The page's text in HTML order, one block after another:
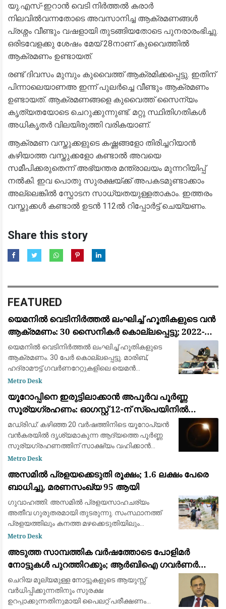
യു.എസ്-ഇറാൻ വെടി നിർത്തൽ കരാർ
നിലവിൽവന്നതോടെ അവസാനിച്ച ആക്രമണങ്ങൾ
പ്രശ്നം വീണ്ടും വഷളായി തുടങ്ങിയതോടെ പുനരാരംഭിച്ചു.
ഒരിടവേളക്കു ശേഷം മേയ് 28നാണ് കുവൈത്തിൽ
ആക്രമണം ഉണ്ടായത്.
രണ്ട് ദിവസം മുമ്പും കുവൈത്ത് ആക്രമിക്കപ്പെട്ടു. ഇതിന്
പിന്നാലെയാണഅ ഇന്ന് പുലർച്ചെ വീണ്ടും ആക്രമണം
ഉണ്ടായത്. ആക്രമണങ്ങളെ കുവൈത്ത് സൈന്യം
കൃത്യതയോടെ ചെറുക്കുന്നുണ്ട്. മറ്റു സ്ഥിതിഗതികൾ
അധികൃതർ വിലയിരുത്തി വരികയാണ്.
ആക്രമണ വസ്തുക്കളുടെ കഷ്ണങ്ങളോ തിരിച്ചറിയാൻ
കഴിയാത്ത വസ്തുക്കളോ കണ്ടാൽ അവയെ
സമീപിക്കരുതെന്ന് അഭ്യന്തര മന്ത്രാലയം മുന്നറിയിപ്പ്
നൽകി. ‎ഇവ പൊതു സുരക്ഷയ്ക്ക് അപകടമുണ്ടാക്കാം
‎അല്ലെങ്കിൽ സ്ഫോടന സാധ്യതയുള്ളതാകാം. ഇത്തരം
വസ്തുക്കൾ കണ്ടാൽ ‎ഉടൻ 112ൽ റിപ്പോർട്ട് ചെയ്യണം.
Share this story
FEATURED
യെമനിൽ വെടിനിർത്തൽ ലംഘിച്ച് ഹൂതികളുടെ വൻ
ആക്രമണം: 30 സൈനികർ കൊല്ലപ്പെട്ടു; 2022-ന്
ശേഷമുള്ള ഏറ്റവും വലിയ ഏറ്റുമുട്ടൽ
യെമനിൽ വെടിനിർത്തൽ ലംഘിച്ച് ഹൂതികളുടെ
ആക്രമണം. 30 പേർ കൊല്ലപ്പെട്ടു. മാരിബ്,
ഹദ്രാമൗട്ട് ഗവർണറേറ്റുകളിലെ യെമൻ
എമർജൻസി ഫോഴ്‌സ് ക്യാമ്പുകൾക്ക്
വലിയ ആക്രമണമാണിത്
Metro Desk
യൂറോപ്പിനെ ഇരുട്ടിലാക്കാൻ അപൂർവ പൂർണ്ണ
സൂര്യഗ്രഹണം: ഓഗസ്റ്റ് 12-ന് സ്പെയിനിൽ
പ്രകൃതിയുടെ വിസ്മയക്കാഴ്ച
മഡ്രിഡ്: കഴിഞ്ഞ 20 വർഷത്തിനിടെ യൂറോപ്യൻ
വൻകരയിൽ ദൃശ്യമാകുന്ന ആദ്യത്തെ പൂർണ്ണ
സൂര്യഗ്രഹണത്തിന് സാക്ഷ്യം വഹിക്കാൻ
ഒരുങ്ങി ശാസ്ത്രലോകവും ആകാശപ്രേമികളും.
മറയ്ക
Metro Desk
അസമിൽ പ്രളയക്കെടുതി രൂക്ഷം; 1.6 ലക്ഷം പേരെ
ബാധിച്ചു, മരണസംഖ്യ 95 ആയി
ഗുവാഹത്തി: അസമിൽ പ്രളയസാഹചര്യം
അതീവ ഗുരുതരമായി തുടരുന്നു. സംസ്ഥാനത്ത്
പ്രളയത്തിലും കനത്ത മഴക്കെടുതിയിലും
മരിച്ചവരുടെ എണ്ണം 95 ആയി ഉയർന്നു. 14
ആളുകളെയാണ് വെള്
Metro Desk
അടുത്ത സാമ്പത്തിക വർഷത്തോടെ പോളിമർ
നോട്ടുകൾ പുറത്തിറക്കും; ആർബിഐ ഗവർണർ
സഞ്ജയ് മൽഹോത്ര
ചെറിയ മൂല്യമുള്ള നോട്ടുകളുടെ ആയുസ്സ്
വർധിപ്പിക്കുന്നതിനും സുരക്ഷ
ഉറപ്പാക്കുന്നതിനുമായി പൈലറ്റ് പരീക്ഷണം